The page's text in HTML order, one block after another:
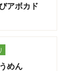
アボカド
めん